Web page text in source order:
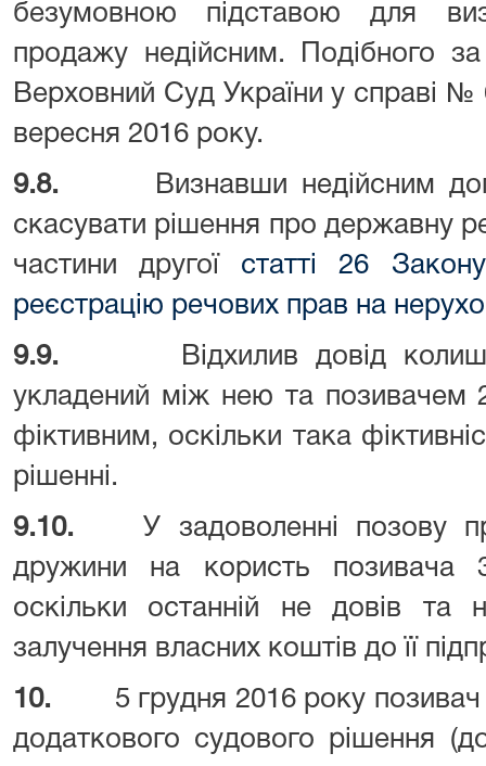
безумовною підставою для
продажу недійсним. Подібного
Верховний Суд України у справі №
вересня 2016 року.
9.8.
Визнавши недійсним
скасувати рішення про державну
частини другої статті 26
реєстрацію речових прав на
9.9.
Відхилив довід
укладений між нею та позивачем
фіктивним, оскільки така
рішенні.
9.10. У задоволенні позову
дружини на користь позивача
оскільки останній не довів
залучення власних коштів до її
10. 5 грудня 2016 року
додаткового судового рішення